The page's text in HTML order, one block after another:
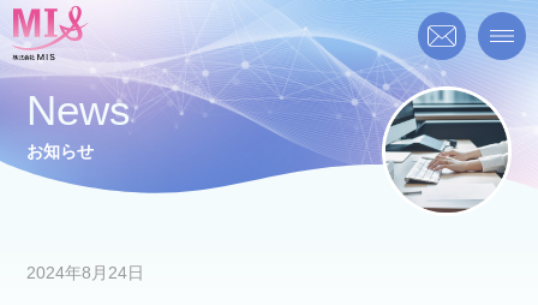
News
お知らせ
2024年8月24日